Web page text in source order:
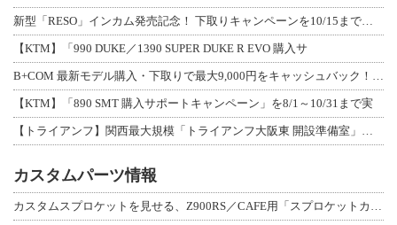
【KTM】「990 DUKE／1390 SUPER DUKE R EVO 購入サ
【KTM】「890 SMT 購入サポートキャンペーン」を8/1～10/31まで実
カスタムパーツ情報